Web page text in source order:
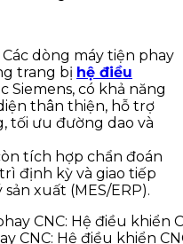
Các dòng máy tiện phay
trang bị hệ điều
Siemens, có khả năng
thân thiện, hỗ trợ
tối ưu đường dao và
tích hợp chẩn đoán
định kỳ và giao tiếp
xuất (MES/ERP).
CNC: Hệ điều khiển